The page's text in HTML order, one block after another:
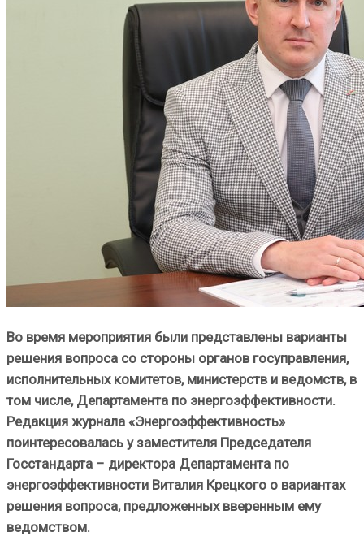
Во время мероприятия были представлены варианты
решения вопроса со стороны органов госуправления,
исполнительных комитетов, министерств и ведомств, в
том числе, Департамента по энергоэффективности.
Редакция журнала «Энергоэффективность»
поинтересовалась у заместителя Председателя
Госстандарта – директора Департамента по
энергоэффективности Виталия Крецкого о вариантах
решения вопроса, предложенных вверенным ему
ведомством.